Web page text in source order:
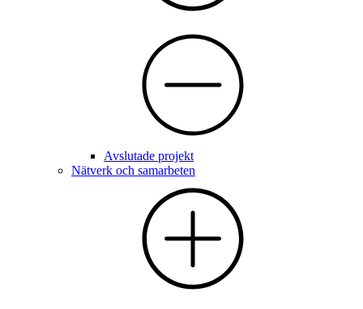
Avslutade projekt
Nätverk och samarbeten